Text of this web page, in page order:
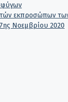
εκπροσώπων
Νοεμβρίου 2020